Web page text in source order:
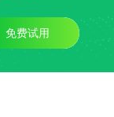
免费试用